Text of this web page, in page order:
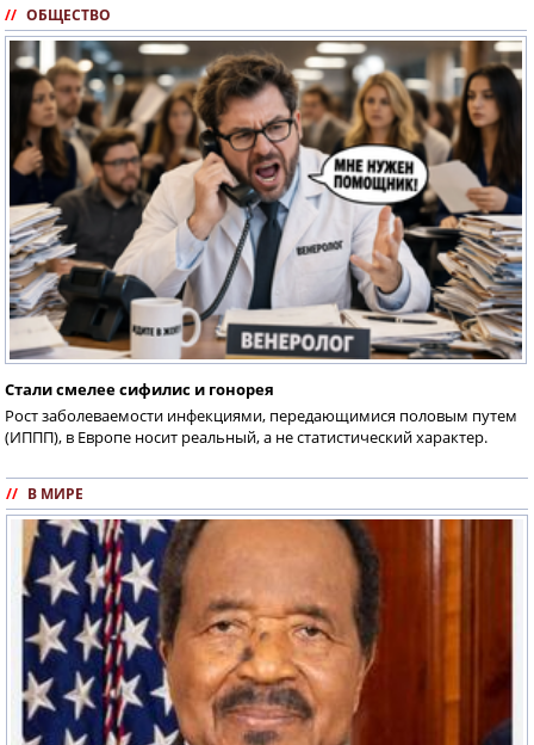
// ОБЩЕСТВО
Стали смелее сифилис и гонорея
Рост заболеваемости инфекциями, передающимися половым путем
(ИППП), в Европе носит реальный, а не статистический характер.
// В МИРЕ